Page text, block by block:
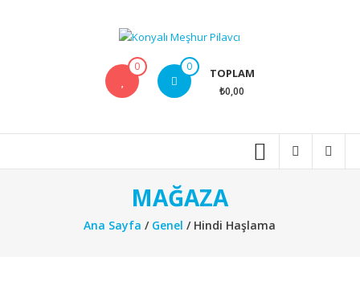
0 0 TOPLAM
₺0,00
MAĞAZA
Ana Sayfa / Genel / Hindi Haşlama